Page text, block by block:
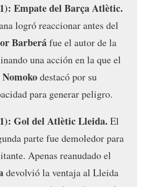
Empate del Barça Atlètic.
logró reaccionar antes del
Barberáfue el autor de la
una acción en la que el
Nomokodestacó por su
para generar peligro.
Gol del Atlètic Lleida. El
parte fue demoledor para
Apenas reanudado el
devolvió la ventaja al Lleida